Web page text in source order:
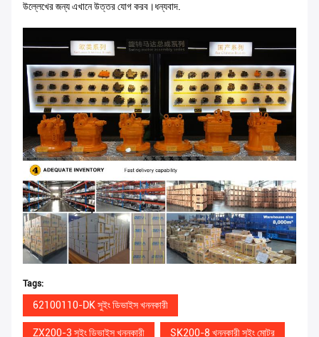
উল্লেখের জন্য এখানে উত্তর যোগ করব।ধন্যবাদ.
Tags:
62100110-DK সুইং ডিভাইস খননকারী
ZX200-3 সুইং ডিভাইস খননকারী SK200-8 খননকারী সুইং মোটর